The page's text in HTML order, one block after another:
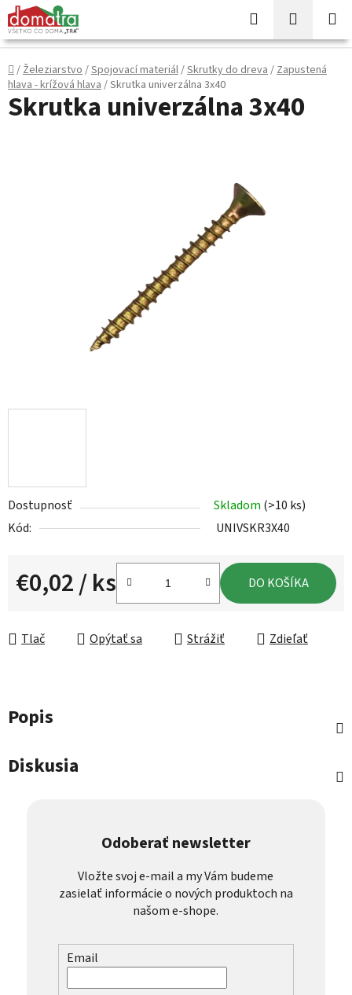
Prejsť
na
obsah
Hľadať
KOŠÍK
Domov
/Železiarstvo/Spojovací materiál/Skrutky do dreva/Zapustená
hlava - krížová hlava/Skrutka univerzálna 3x40
Dostupnosť Skladom (>10 ks)
Kód:
UNIVSKR3X40
€0,02/ ks DO KOŠÍKA
Tlač Opýtať sa Strážiť Zdieľať
Skrutka univerzálna 3x40
Popis
Diskusia
Odoberať newsletter
Vložte svoj e-mail a my Vám budeme
zasielať informácie o nových produktoch na
našom e-shope.
Email